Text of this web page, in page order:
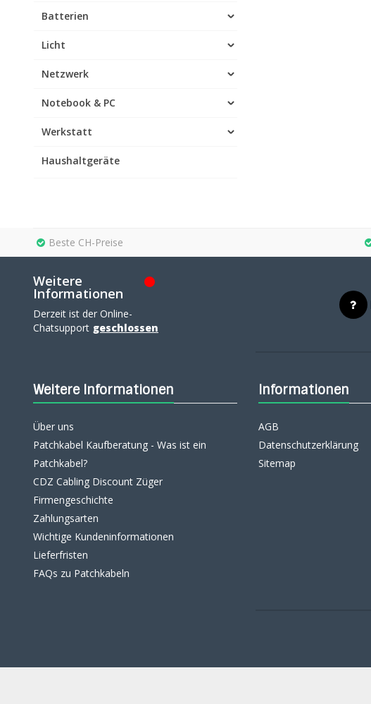
Batterien
Licht
Netzwerk
Notebook & PC
Werkstatt
Haushaltgeräte
Beste CH-Preise
Weitere
Informationen
Derzeit ist der Online-
Chatsupport geschlossen
Weitere Informationen
Über uns
Patchkabel Kaufberatung - Was ist ein
Patchkabel?
CDZ Cabling Discount Züger
Firmengeschichte
Zahlungsarten
Wichtige Kundeninformationen
Lieferfristen
FAQs zu Patchkabeln
Informationen
AGB
Datenschutzerklärung
Sitemap